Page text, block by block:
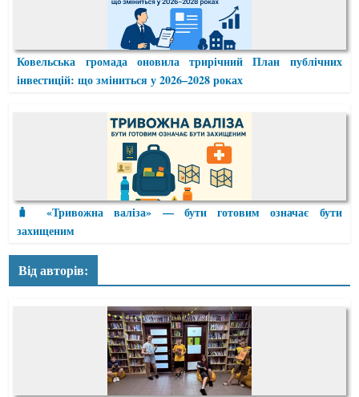
Ковельська громада оновила трирічний План публічних
інвестицій: що зміниться у 2026–2028 роках
🧳 «Тривожна валіза» — бути готовим означає бути
захищеним
Від авторів: